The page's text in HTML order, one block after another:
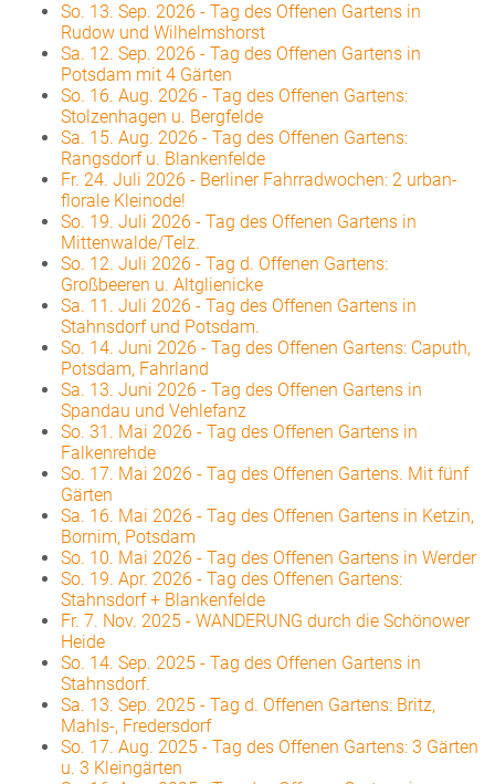
So. 13. Sep. 2026 - Tag des Offenen Gartens in
Rudow und Wilhelmshorst
Sa. 12. Sep. 2026 - Tag des Offenen Gartens in
Potsdam mit 4 Gärten
So. 16. Aug. 2026 - Tag des Offenen Gartens:
Stolzenhagen u. Bergfelde
Sa. 15. Aug. 2026 - Tag des Offenen Gartens:
Rangsdorf u. Blankenfelde
Fr. 24. Juli 2026 - Berliner Fahrradwochen: 2 urban-
florale Kleinode!
So. 19. Juli 2026 - Tag des Offenen Gartens in
Mittenwalde/Telz.
So. 12. Juli 2026 - Tag d. Offenen Gartens:
Großbeeren u. Altglienicke
Sa. 11. Juli 2026 - Tag des Offenen Gartens in
Stahnsdorf und Potsdam.
So. 14. Juni 2026 - Tag des Offenen Gartens: Caputh,
Potsdam, Fahrland
Sa. 13. Juni 2026 - Tag des Offenen Gartens in
Spandau und Vehlefanz
So. 31. Mai 2026 - Tag des Offenen Gartens in
Falkenrehde
So. 17. Mai 2026 - Tag des Offenen Gartens. Mit fünf
Gärten
Sa. 16. Mai 2026 - Tag des Offenen Gartens in Ketzin,
Bornim, Potsdam
So. 10. Mai 2026 - Tag des Offenen Gartens in Werder
So. 19. Apr. 2026 - Tag des Offenen Gartens:
Stahnsdorf + Blankenfelde
Fr. 7. Nov. 2025 - WANDERUNG durch die Schönower
Heide
So. 14. Sep. 2025 - Tag des Offenen Gartens in
Stahnsdorf.
Sa. 13. Sep. 2025 - Tag d. Offenen Gartens: Britz,
Mahls-, Fredersdorf
So. 17. Aug. 2025 - Tag des Offenen Gartens: 3 Gärten
u. 3 Kleingärten